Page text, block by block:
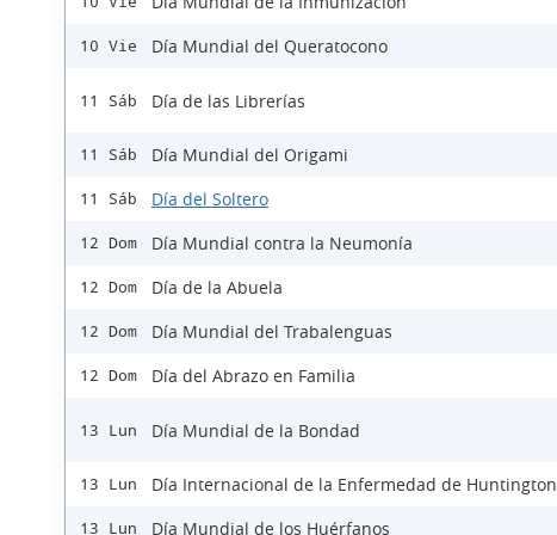
10 Vie Día Mundial del Queratocono
11 Sáb Día de las Librerías
11 Sáb Día Mundial del Origami
11 Sáb Día del Soltero
12 Dom Día Mundial contra la Neumonía
12 Dom Día de la Abuela
12 Dom Día Mundial del Trabalenguas
12 Dom Día del Abrazo en Familia
13 Lun Día Mundial de la Bondad
13 Lun Día Internacional de la Enfermedad de Huntington
13 Lun Día Mundial de los Huérfanos